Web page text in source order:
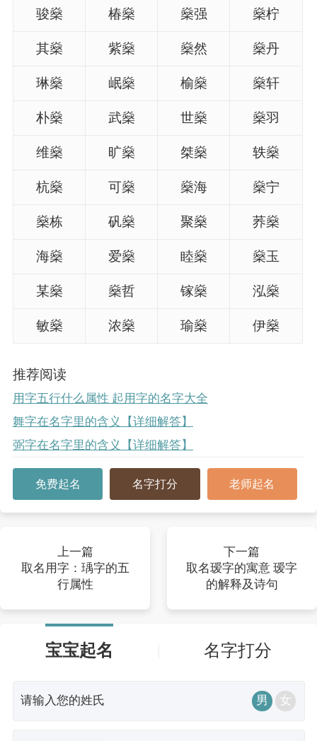
骏燊 椿燊 燊强 燊柠
其燊 紫燊 燊然 燊丹
琳燊 岷燊 榆燊 燊轩
朴燊 武燊 世燊 燊羽
维燊 旷燊 桀燊 轶燊
杭燊 可燊 燊海 燊宁
燊栋 矾燊 聚燊 荞燊
海燊 爱燊 睦燊 燊玉
某燊 燊哲 镓燊 泓燊
敏燊 浓燊 瑜燊 伊燊
推荐阅读
用字五行什么属性 起用字的名字大全
舞字在名字里的含义【详细解答】
弼字在名字里的含义【详细解答】
免费起名 名字打分 老师起名
上一篇
取名用字：瑀字的五
行属性
下一篇
取名瑷字的寓意 瑷字
的解释及诗句
宝宝起名 名字打分
男 女